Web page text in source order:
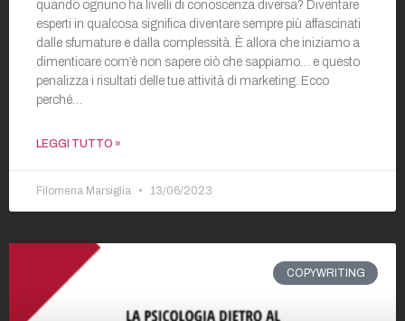
quando ognuno ha livelli di conoscenza diversa? Diventare
esperti in qualcosa significa diventare sempre più affascinati
dalle sfumature e dalla complessità. È allora che iniziamo a
dimenticare com’è non sapere ciò che sappiamo… e questo
penalizza i risultati delle tue attività di marketing. Ecco
perché…
LEGGI TUTTO »
Filomena Marsiglia 13/06/2023
COPYWRITING